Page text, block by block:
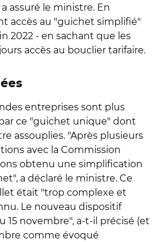
assuré le ministre. En
accès au "guichet simplifié"
2022 - en sachant que les
accès au bouclier tarifaire.
entreprises sont plus
ce "guichet unique" dont
assouplies. "Après plusieurs
avec la Commission
obtenu une simplification
a déclaré le ministre. Ce
était "trop complexe et
Le nouveau dispositif
15 novembre", a-t-il précisé (et
comme évoqué